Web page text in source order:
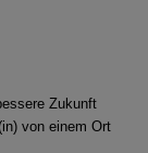
Zukunft
von einem Ort